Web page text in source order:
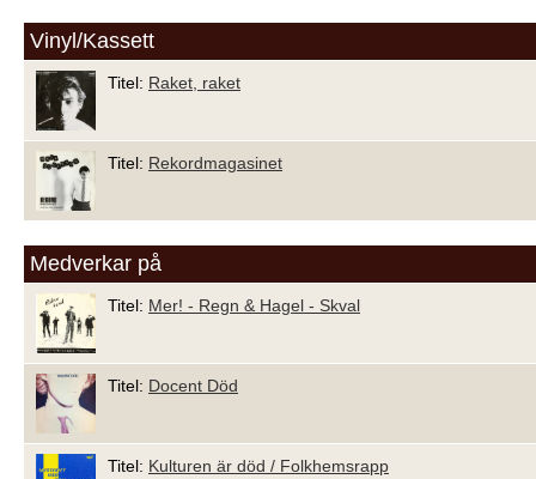
Vinyl/Kassett
Titel: Raket, raket
Titel: Rekordmagasinet
Medverkar på
Titel: Mer! - Regn & Hagel - Skval
Titel: Docent Död
Titel: Kulturen är död / Folkhemsrapp